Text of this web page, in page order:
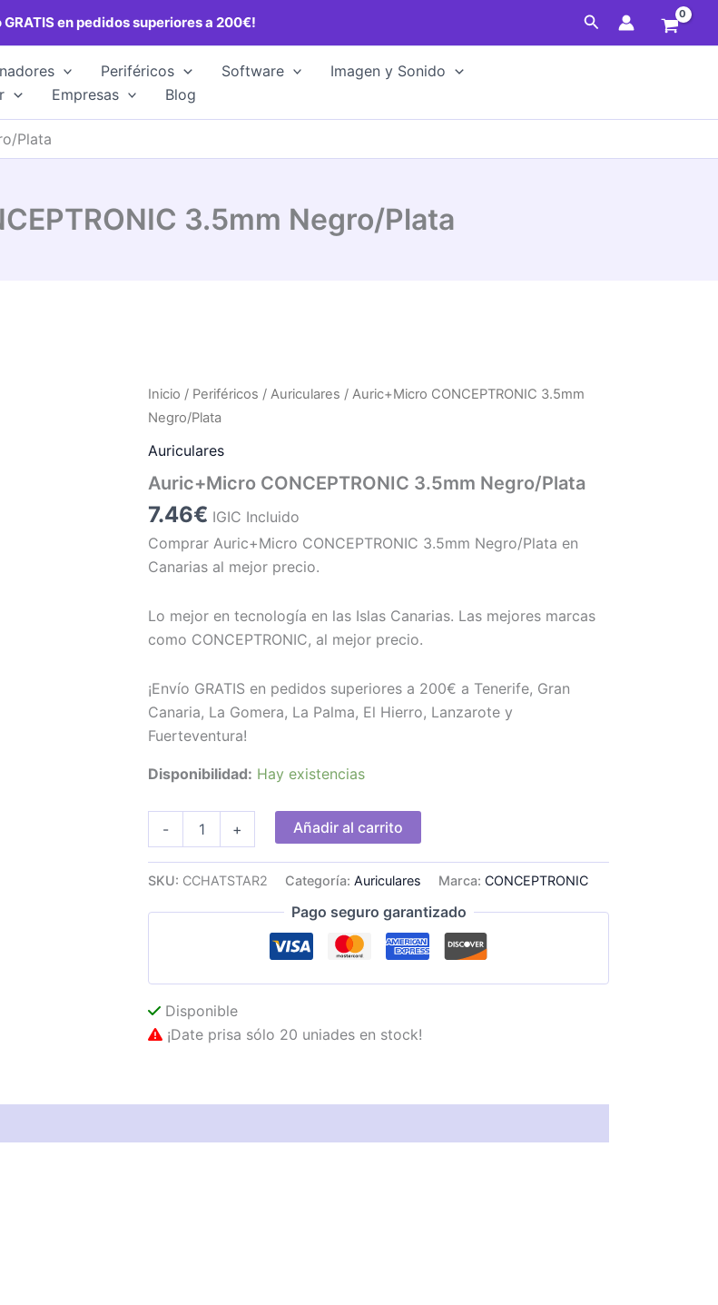
GRATIS en pedidos superiores a 200€! Buscar
Periféricos Software
Imagen y Sonido
Empresas Blog
Plata
3.5mm Negro/Plata
Inicio / Periféricos /Auriculares / Auric+Micro CONCEPTRONIC 3.5mm
Negro/Plata
Auriculares
Auric+Micro CONCEPTRONIC 3.5mm Negro/Plata
7.46€ IGIC Incluido
Comprar Auric+Micro CONCEPTRONIC 3.5mm Negro/Plata en
Canarias al mejor precio.
Lo mejor en tecnología en las Islas Canarias. Las mejores marcas
como CONCEPTRONIC, al mejor precio.
¡Envío GRATIS en pedidos superiores a 200€ a Tenerife, Gran
Canaria, La Gomera, La Palma, El Hierro, Lanzarote y
Fuerteventura!
Disponibilidad: Hay existencias
-
CONCEPTRONIC
Negro/Plata
+ Añadir al carrito
SKU: CCHATSTAR2 Categoría:Auriculares Marca:CONCEPTRONIC
Pago seguro garantizado
Disponible
¡Date prisa sólo 20 uniades en stock!